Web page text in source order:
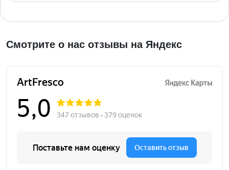
Смотрите о нас отзывы на Яндекс